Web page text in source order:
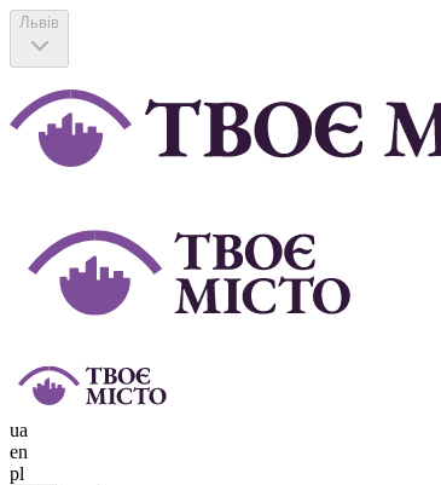
Львів
ua
en
pl